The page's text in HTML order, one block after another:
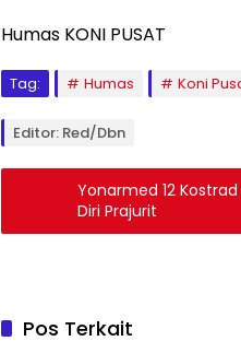
Humas KONI PUSAT
Tag: Humas Koni
Editor: Red/Dbn
Yonarmed 12
Diri Prajurit
Pos Terkait
Berita